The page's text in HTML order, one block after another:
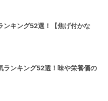
ンキング52選！【焦げ付かな
ランキング52選！味や栄養価の